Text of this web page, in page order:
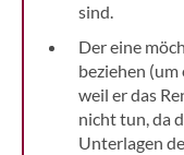
sind.
Der eine
beziehen
weil er das
nicht tun, da
Unterlagen